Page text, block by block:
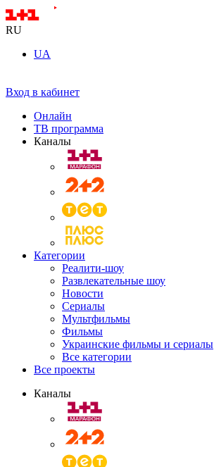
RU
UA
Вход в кабинет
Онлайн
ТВ программа
Каналы
Категории
Реалити-шоу
Развлекательные шоу
Новости
Сериалы
Мультфильмы
Фильмы
Украинские фильмы и сериалы
Все категории
Все проекты
Каналы